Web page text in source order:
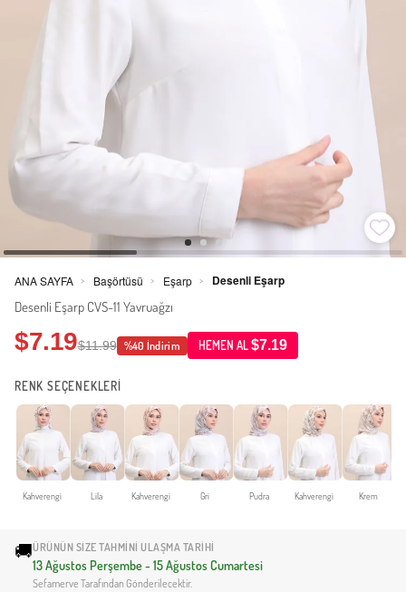
ANA SAYFA > Başörtüsü > Eşarp > Desenli Eşarp
Desenli Eşarp CVS-11 Yavruağzı
$7.19$11.99 %40 İndirim HEMEN AL$7.19
RENK SEÇENEKLERİ
Kahverengi Lila Kahverengi Gri Pudra Kahverengi Krem
🚚ÜRÜNÜN SIZE TAHMINI ULAŞMA TARIHI
13 Ağustos Perşembe - 15 Ağustos Cumartesi
Sefamerve Tarafından Gönderilecektir.